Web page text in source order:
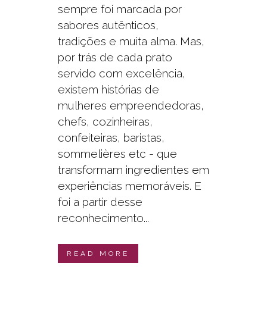
sempre foi marcada por
sabores autênticos,
tradições e muita alma. Mas,
por trás de cada prato
servido com excelência,
existem histórias de
mulheres empreendedoras,
chefs, cozinheiras,
confeiteiras, baristas,
sommelières etc - que
transformam ingredientes em
experiências memoráveis. E
foi a partir desse
reconhecimento...
READ MORE